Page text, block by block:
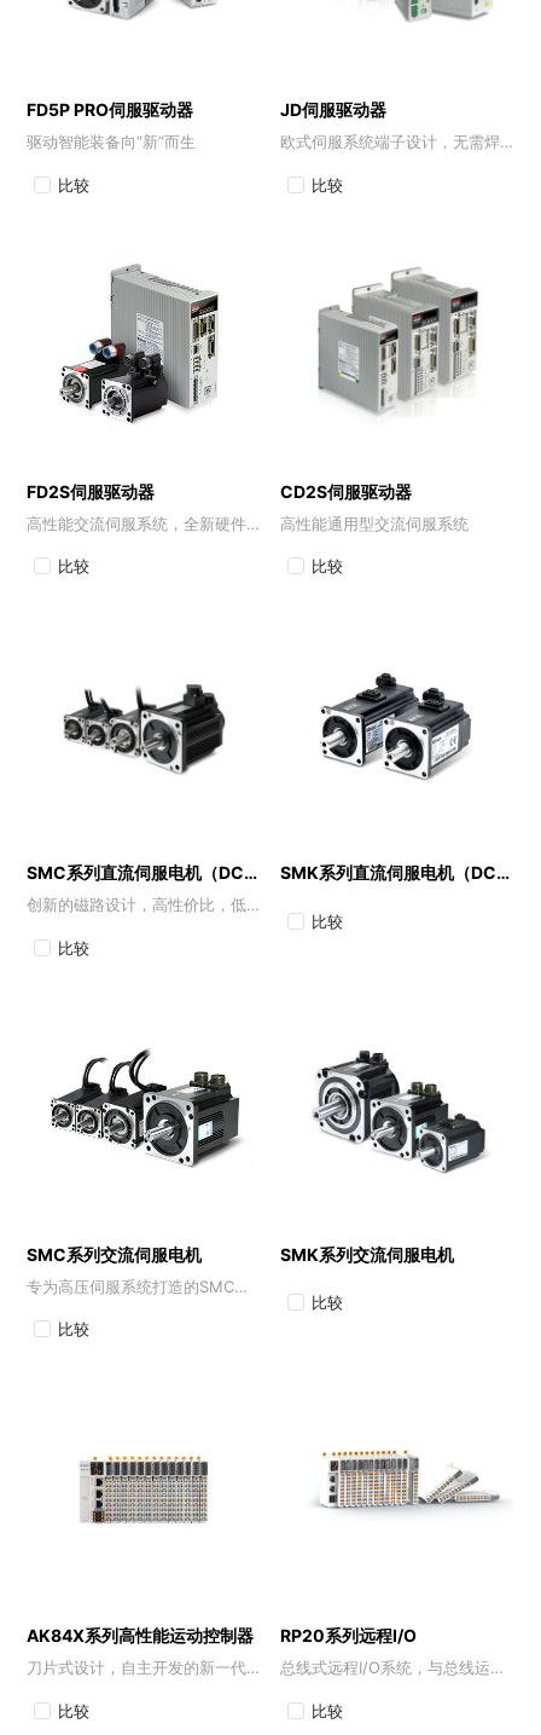
FD5P PRO伺服驱动器
驱动智能装备向“新”而生
比较
JD伺服驱动器
欧式伺服系统端子设计，无需焊接，接线方便
比较
FD2S伺服驱动器
高性能交流伺服系统，全新硬件平台
比较
CD2S伺服驱动器
高性能通用型交流伺服系统
比较
SMC系列直流伺服电机（DC48V)
创新的磁路设计，高性价比，低齿槽转矩
比较
SMK系列直流伺服电机（DC48V)
比较
SMC系列交流伺服电机
专为高压伺服系统打造的SMC系列交流伺服电机
比较
SMK系列交流伺服电机
比较
AK84X系列高性能运动控制器
刀片式设计，自主开发的新一代中小型运动控制器
比较
RP20系列远程I/O
总线式远程I/O系统，与总线运动控制器相适配
比较